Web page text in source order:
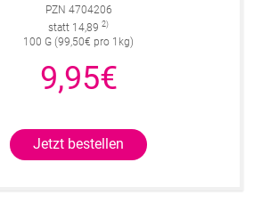
PZN 4704206
statt 14,89 2)
100 G (99,50€ pro 1kg)
9,95€
Jetzt bestellen